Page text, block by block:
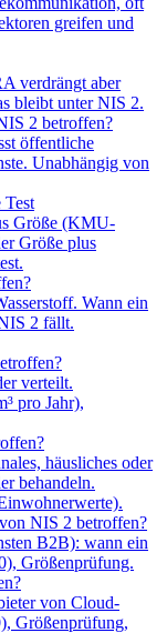
greifen und
verdrängt aber
bleibt unter NIS 2.
2 betroffen?
öffentliche
Unabhängig von
Größe (KMU-
Größe plus
Wann ein
2 fällt.
verteilt.
pro Jahr),
häusliches oder
behandeln.
NIS 2 betroffen?
B2B): wann ein
Größenprüfung.
von Cloud-
Größenprüfung,